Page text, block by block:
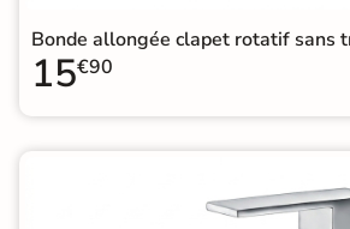
Bonde allongée clapet rotatif sans
15€90